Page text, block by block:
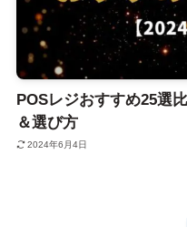
POSレジおすすめ25選
＆選び方
2024年6月4日